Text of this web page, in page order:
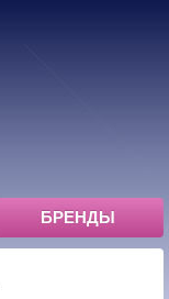
БРЕНДЫ